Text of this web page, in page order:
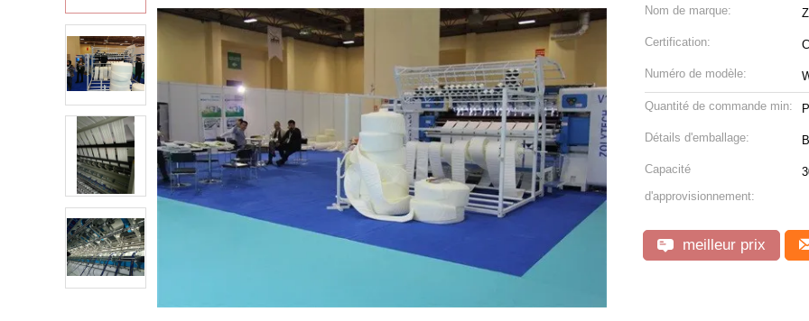
Nom de marque:
Certification:
Numéro de modèle:
Quantité de commande min:
Détails d'emballage:
Capacité
d'approvisionnement:
meilleur prix